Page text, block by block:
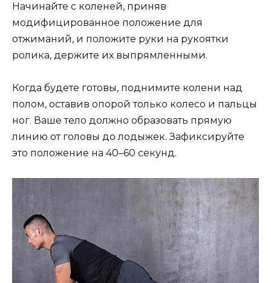
Начинайте с коленей, приняв
модифицированное положение для
отжиманий, и положите руки на рукоятки
ролика, держите их выпрямленными.
Когда будете готовы, поднимите колени над
полом, оставив опорой только колесо и пальцы
ног. Ваше тело должно образовать прямую
линию от головы до лодыжек. Зафиксируйте
это положение на 40–60 секунд.